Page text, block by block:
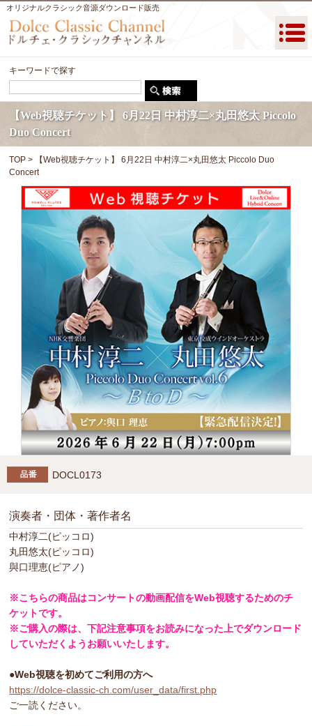
オリジナルクラシック音源ダウンロード販売
キーワードで探す
【Web視聴チケット】 6月22日 中村淳二×丸田悠太 Piccolo
Duo Concert
TOP > 【Web視聴チケット】 6月22日 中村淳二×丸田悠太 Piccolo Duo
Concert
DOCL0173
演奏者・団体・著作者名
中村淳二(ピッコロ)
丸田悠太(ピッコロ)
與口理恵(ピアノ)
※こちらの商品はコンサートの動画配信をWeb視聴するためのチ
ケットです。
※ご購入の際は、下記注意事項をお読みになった上でダウンロード
していただくようお願いいたします。
●Web視聴を初めてご利用の方へ
https://dolce-classic-ch.com/user_data/first.php
ご一読ください。